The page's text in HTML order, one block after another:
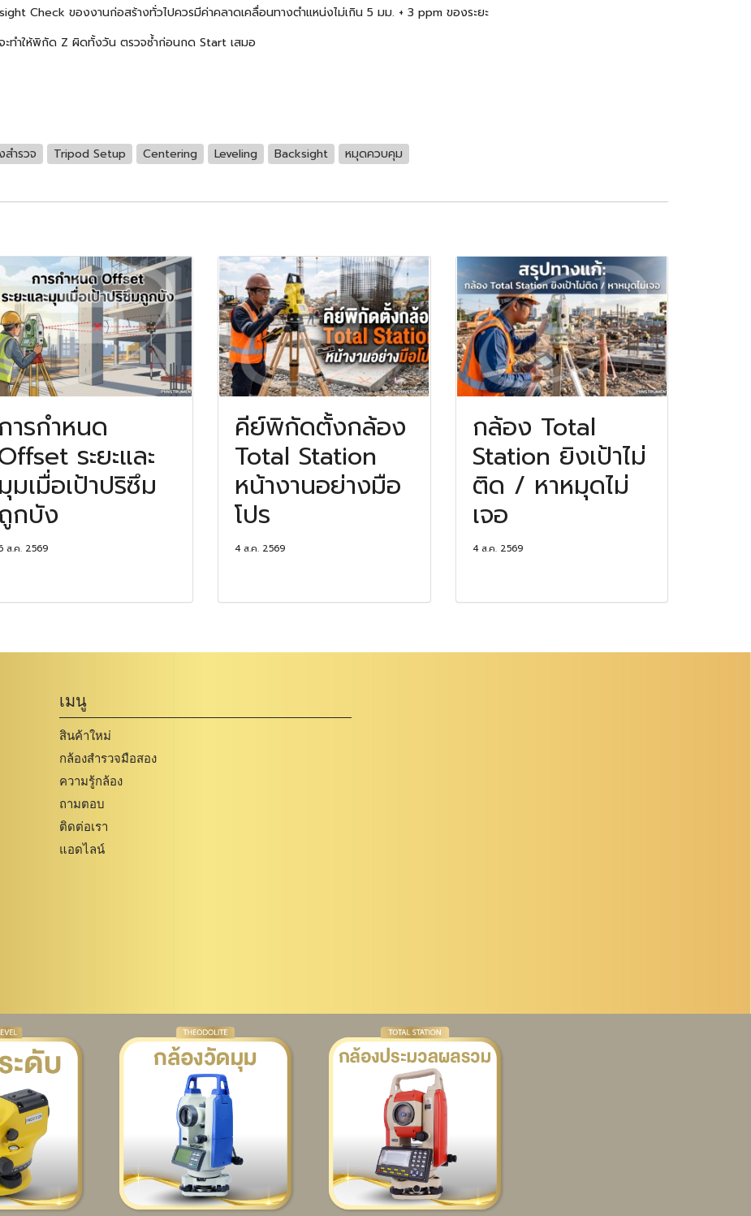
Check ของงานก่อสร้างทั่วไปควรมีค่าคลาดเคลื่อนทางตำแหน่งไม่เกิน 5 มม. + 3 ppm ของระยะ
ทำให้พิกัด Z ผิดทั้งวัน ตรวจซ้ำก่อนกด Start เสมอ
ำรวจ Tripod Setup Centering Leveling Backsight หมุดควบคุม
ารกำหนด
ระยะและ
มุมเมื่อเป้าปริซึม
กบัง
ส.ค. 2569
คีย์พิกัดตั้งกล้อง
Total Station
หน้างานอย่างมือ
โปร
4 ส.ค. 2569
กล้อง Total
Station ยิงเป้าไม่
ติด / หาหมุดไม่
เจอ
4 ส.ค. 2569
เมนู
สินค้าใหม่
กล้องสำรวจมือสอง
ความรู้กล้อง
ถามตอบ
ติดต่อเรา
แอดไลน์